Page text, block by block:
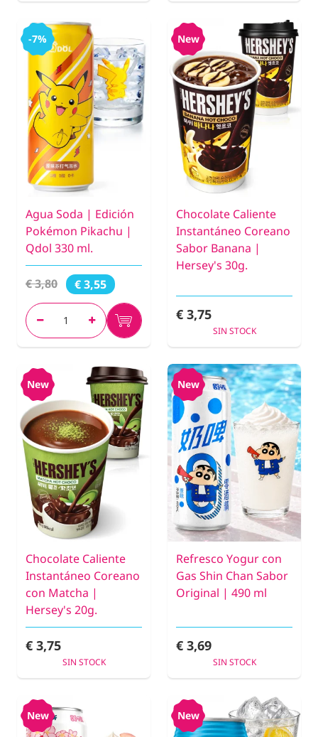
-7%
Agua Soda | Edición
Pokémon Pikachu |
Qdol 330 ml.
€ 3,80 € 3,55
New
Chocolate Caliente
Instantáneo Coreano
Sabor Banana |
Hersey's 30g.
€ 3,75
SIN STOCK
New
Chocolate Caliente
Instantáneo Coreano
con Matcha |
Hersey's 20g.
€ 3,75
SIN STOCK
New
Refresco Yogur con
Gas Shin Chan Sabor
Original | 490 ml
€ 3,69
SIN STOCK
New New